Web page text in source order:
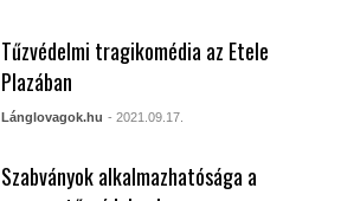
Tűzvédelmi tragikomédia az Etele
Plazában
Lánglovagok.hu - 2021.09.17.
Szabványok alkalmazhatósága a